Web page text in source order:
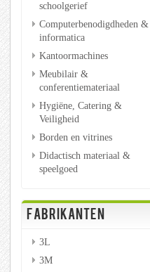
schoolgerief
Computerbenodigdheden &
informatica
Kantoormachines
Meubilair &
conferentiemateriaal
Hygiëne, Catering &
Veiligheid
Borden en vitrines
Didactisch materiaal &
speelgoed
FABRIKANTEN
3L
3M